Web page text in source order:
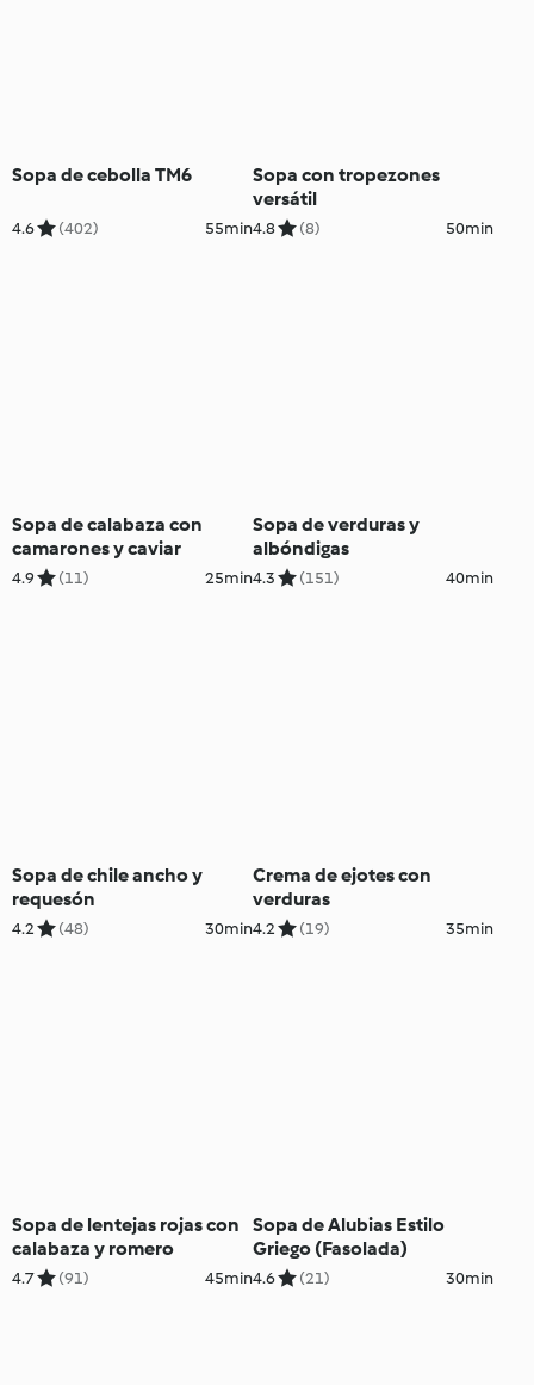
Sopa de cebolla TM6
4.6 (402) 55min
Sopa con tropezones
versátil
4.8 (8) 50min
Sopa de calabaza con
camarones y caviar
4.9 (11) 25min
Sopa de verduras y
albóndigas
4.3 (151) 40min
Sopa de chile ancho y
requesón
4.2 (48) 30min
Crema de ejotes con
verduras
4.2 (19) 35min
Sopa de lentejas rojas con
calabaza y romero
4.7 (91) 45min
Sopa de Alubias Estilo
Griego (Fasolada)
4.6 (21) 30min